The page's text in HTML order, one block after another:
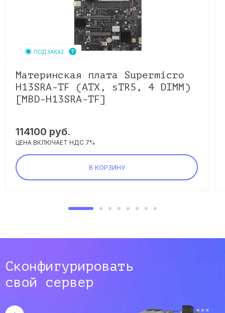
ПОД ЗАКАЗ
Материнская плата Supermicro
H13SRA-TF (ATX, sTR5, 4 DIMM)
[MBD-H13SRA-TF]
114100 руб.
ЦЕНА ВКЛЮЧАЕТ НДС 7%
В КОРЗИНУ
Сконфигурировать
свой сервер